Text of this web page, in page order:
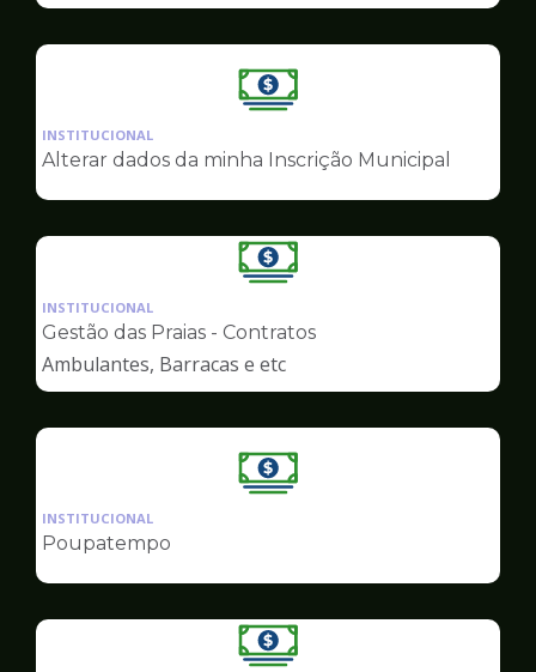
Ilustração
pagina
Finanças
INSTITUCIONAL
Alterar dados da minha Inscrição Municipal
Ilustração
pagina
de
Finanças
INSTITUCIONAL
Gestão das Praias - Contratos
Ambulantes, Barracas e etc
Ilustração
Finanças
INSTITUCIONAL
Poupatempo
Ilustração